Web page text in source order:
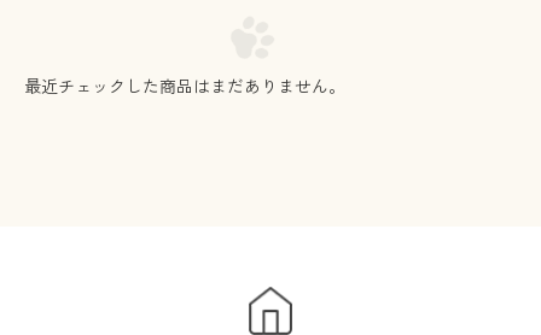
最近チェックした商品はまだありません。